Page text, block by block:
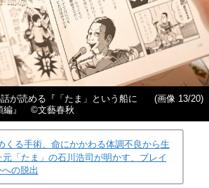
が読める『「たま」という船に
編』 ©︎文藝春秋
(画像 13/20)
くる手術、命にかかわる体調不良から生
「たま」の石川浩司が明かす、ブレイ
の脱出